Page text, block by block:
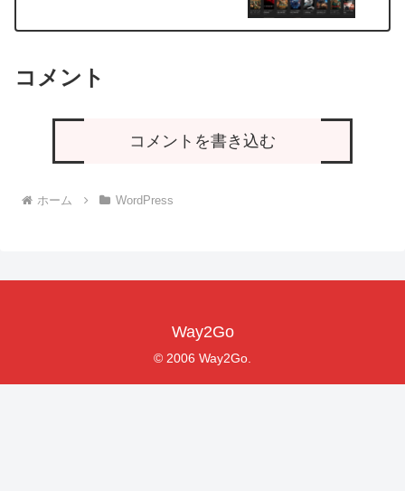
コメント
コメントを書き込む
ホーム WordPress
Way2Go
© 2006 Way2Go.